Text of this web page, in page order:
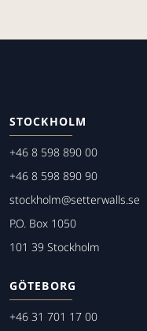
STOCKHOLM
+46 8 598 890 00
+46 8 598 890 90
stockholm@setterwalls.se
P.O. Box 1050
101 39 Stockholm
GÖTEBORG
+46 31 701 17 00